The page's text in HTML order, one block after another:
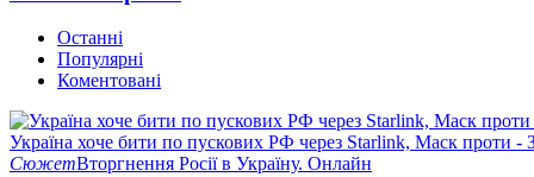
Останні
Популярні
Коментовані
Україна хоче бити по пускових РФ через Starlink, Маск проти -
СюжетВторгнення Росії в Україну. Онлайн